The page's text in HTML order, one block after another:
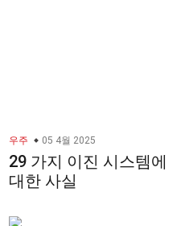
우주 05 4월 2025
29 가지 이진 시스템에
대한 사실